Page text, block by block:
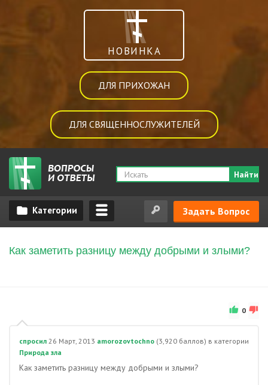
НОВИНКА
ДЛЯ ПРИХОЖАН
ДЛЯ СВЯЩЕННОСЛУЖИТЕЛЕЙ
Найти
Задать Вопрос
Как заметить разницу между добрыми и злыми?
0
спросил 26 Март, 2013 amorozovtochno (3,920 баллов) в категории
Природа зла
Как заметить разницу между добрыми и злыми?